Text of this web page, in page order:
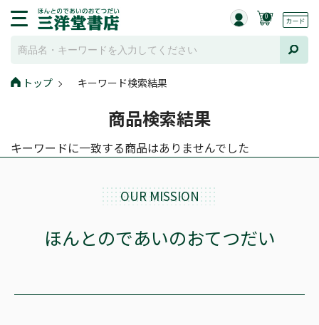
0
トップ キーワード検索結果
商品検索結果
キーワードに一致する商品はありませんでした
OUR MISSION
ほんとのであいのおてつだい